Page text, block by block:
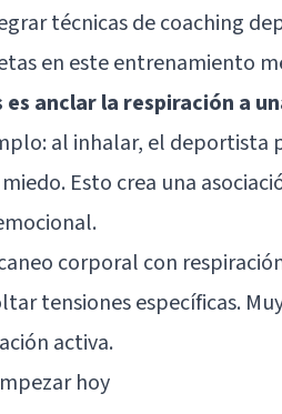
técnicas de coaching
en este entrenamiento
anclar la respiración a
al inhalar, el deportista
Esto crea una
corporal con
tensiones específicas.
activa.
hoy